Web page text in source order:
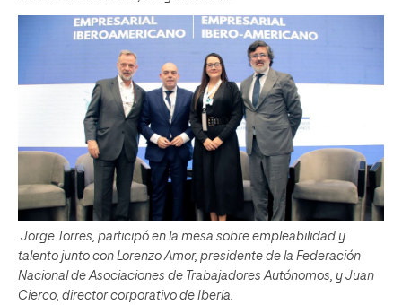
Jorge Torres, participó en la mesa sobre empleabilidad y
talento junto con Lorenzo Amor, presidente de la Federación
Nacional de Asociaciones de Trabajadores Autónomos, y Juan
Cierco, director corporativo de Iberia.